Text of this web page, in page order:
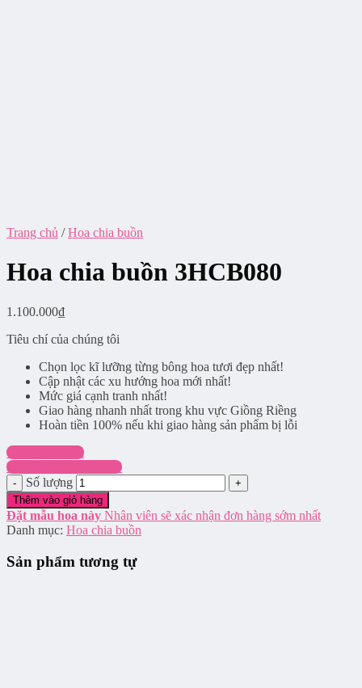
Trang chủ / Hoa chia buồn
Hoa chia buồn 3HCB080
1.100.000₫
Tiêu chí của chúng tôi
Chọn lọc kĩ lưỡng từng bông hoa tươi đẹp nhất!
Cập nhật các xu hướng hoa mới nhất!
Mức giá cạnh tranh nhất!
Giao hàng nhanh nhất trong khu vực Giồng Riềng
Hoàn tiền 100% nếu khi giao hàng sản phẩm bị lỗi
Chat Facebook
Hotline: 0916.337.745
Số lượng
Thêm vào giỏ hàng
Đặt mẫu hoa này Nhân viên sẽ xác nhận đơn hàng sớm nhất
Danh mục: Hoa chia buồn
Sản phẩm tương tự